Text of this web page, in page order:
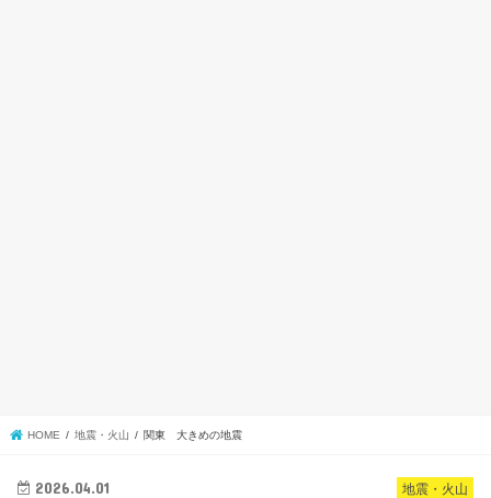
HOME 地震・火山 関東 大きめの地震
地震・火山
2026.04.01